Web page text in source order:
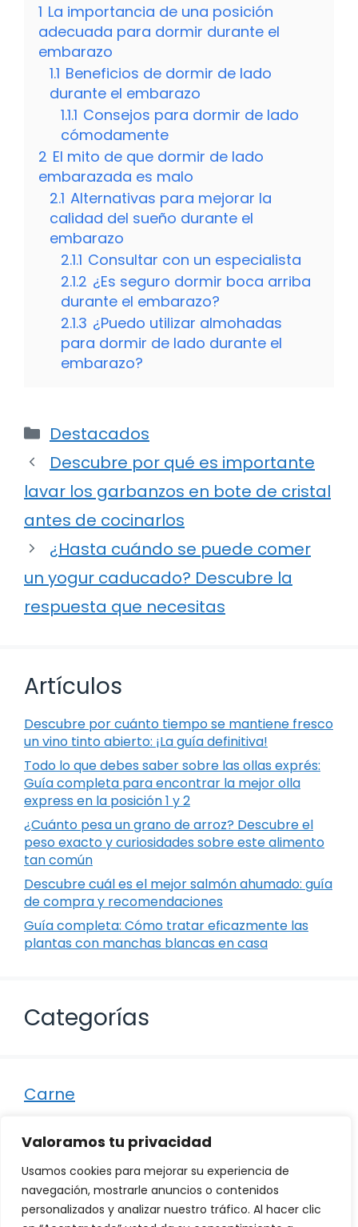
Valoramos tu privacidad
Usamos cookies para mejorar su experiencia de
navegación, mostrarle anuncios o contenidos
personalizados y analizar nuestro tráfico. Al hacer clic
1 La importancia de una posición
adecuada para dormir durante el
embarazo
1.1 Beneficios de dormir de lado
durante el embarazo
1.1.1 Consejos para dormir de lado
cómodamente
2 El mito de que dormir de lado
embarazada es malo
2.1 Alternativas para mejorar la
calidad del sueño durante el
embarazo
2.1.1 Consultar con un especialista
2.1.2 ¿Es seguro dormir boca arriba
durante el embarazo?
2.1.3 ¿Puedo utilizar almohadas
para dormir de lado durante el
embarazo?
Categorías
Destacados
Descubre por qué es importante
lavar los garbanzos en bote de cristal
antes de cocinarlos
¿Hasta cuándo se puede comer
un yogur caducado? Descubre la
respuesta que necesitas
Artículos
Descubre por cuánto tiempo se mantiene fresco
un vino tinto abierto: ¡La guía definitiva!
Todo lo que debes saber sobre las ollas exprés:
Guía completa para encontrar la mejor olla
express en la posición 1 y 2
¿Cuánto pesa un grano de arroz? Descubre el
peso exacto y curiosidades sobre este alimento
tan común
Descubre cuál es el mejor salmón ahumado: guía
de compra y recomendaciones
Guía completa: Cómo tratar eficazmente las
plantas con manchas blancas en casa
Categorías
Carne
Otro
Pescado